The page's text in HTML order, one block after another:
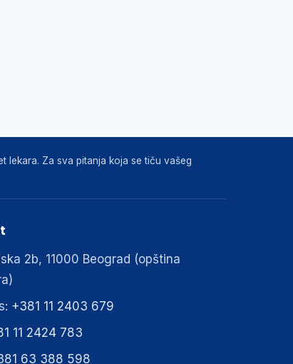
lekara. Za sva pitanja koja se tiču vašeg
2b, 11000 Beograd (opština
+381 11 2403 679
11 2424 783
63 388 598